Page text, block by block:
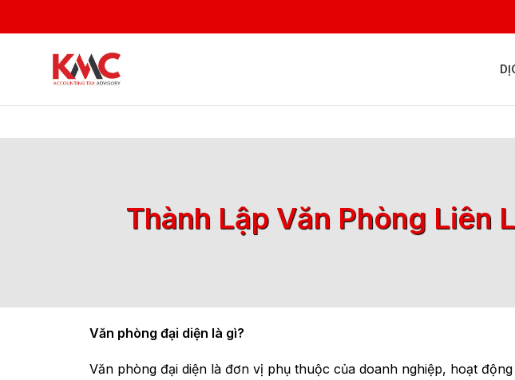
Thành Lập Văn Phòng Liên
Văn phòng đại diện là gì?
Văn phòng đại diện là đơn vị phụ thuộc của doanh nghiệp, hoạt